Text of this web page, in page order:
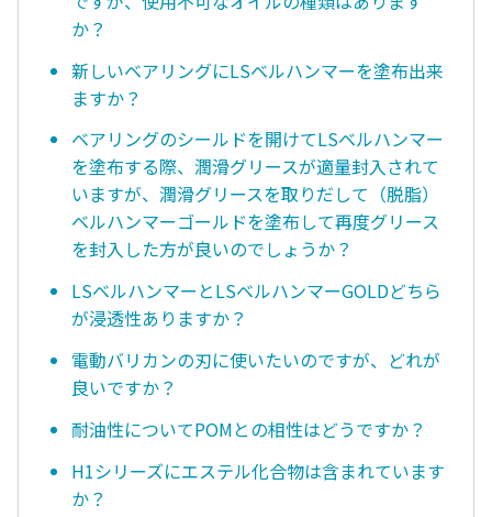
か？
新しいベアリングにLSベルハンマーを塗布出来
ますか？
ベアリングのシールドを開けてLSベルハンマー
を塗布する際、潤滑グリースが適量封入されて
いますが、潤滑グリースを取りだして（脱脂）
ベルハンマーゴールドを塗布して再度グリース
を封入した方が良いのでしょうか？
LSベルハンマーとLSベルハンマーGOLDどちら
が浸透性ありますか？
電動バリカンの刃に使いたいのですが、どれが
良いですか？
耐油性についてPOMとの相性はどうですか？
H1シリーズにエステル化合物は含まれています
か？